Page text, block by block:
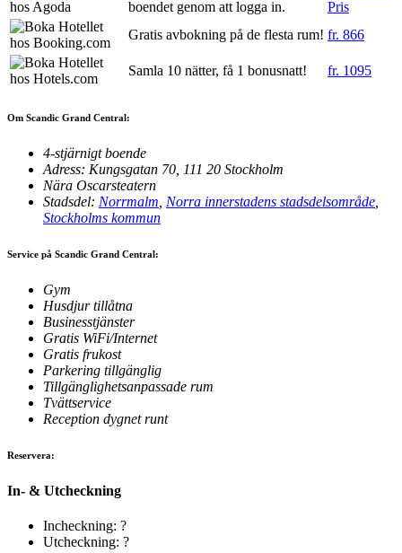
boendet genom att logga in.
Pris
Gratis avbokning på de flesta rum! fr. 866
Samla 10 nätter, få 1 bonusnatt! fr. 1095
Om Scandic Grand Central:
4-stjärnigt boende
Adress: Kungsgatan 70, 111 20 Stockholm
Nära Oscarsteatern
Stadsdel: Norrmalm Norra innerstadens stadsdelsområde
Stockholms kommun
Service på Scandic Grand Central:
Gym
Husdjur tillåtna
Businesstjänster
Gratis WiFi/Internet
Gratis frukost
Parkering tillgänglig
Tillgänglighetsanpassade rum
Tvättservice
Reception dygnet runt
Reservera:
In- & Utcheckning
Incheckning: ?
Utcheckning: ?